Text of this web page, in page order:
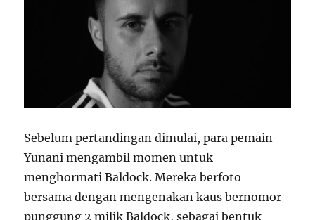
Sebelum pertandingan dimulai, para pemain
Yunani mengambil momen untuk
menghormati Baldock. Mereka berfoto
bersama dengan mengenakan kaus bernomor
punggung 2 milik Baldock, sebagai bentuk